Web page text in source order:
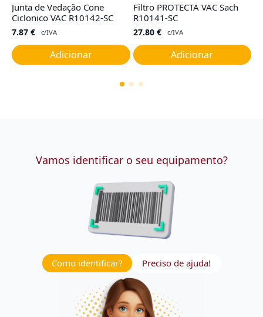
Junta de Vedação Cone
Ciclonico VAC R10142-SC
7.87 € c/IVA
Adicionar
Filtro PROTECTA VAC Sach
R10141-SC
27.80 € c/IVA
Adicionar
Vamos identificar o seu equipamento?
Como identificar? Preciso de ajuda!